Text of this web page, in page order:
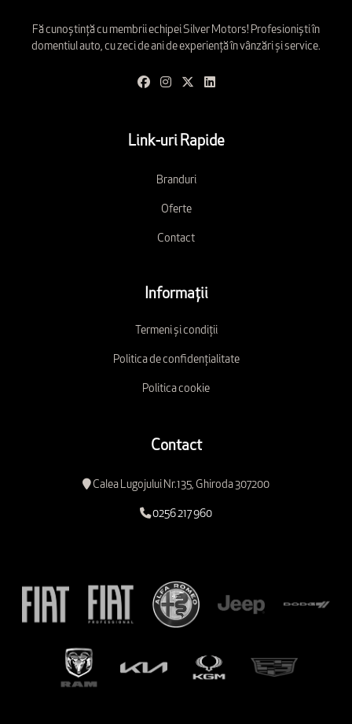
Fă cunoștință cu membrii echipei Silver Motors! Profesioniști în
domentiul auto, cu zeci de ani de experiență în vânzări și service.
Link-uri Rapide
Branduri
Oferte
Contact
Informații
Termeni și condiții
Politica de confidențialitate
Politica cookie
Contact
Calea Lugojului Nr.135, Ghiroda 307200
0256 217 960